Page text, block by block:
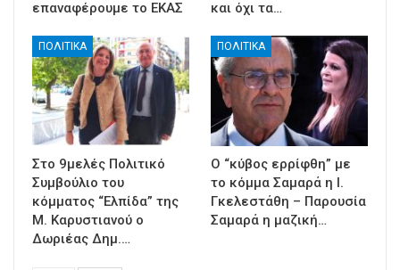
επαναφέρουμε το ΕΚΑΣ και όχι τα…
ΠΟΛΙΤΙΚΑ
Στο 9μελές Πολιτικό
Συμβούλιο του
κόμματος “Ελπίδα” της
Μ. Καρυστιανού ο
Δωριέας Δημ.…
ΠΟΛΙΤΙΚΑ
Ο “κύβος ερρίφθη” με
το κόμμα Σαμαρά η Ι.
Γκελεστάθη – Παρουσία
Σαμαρά η μαζική…